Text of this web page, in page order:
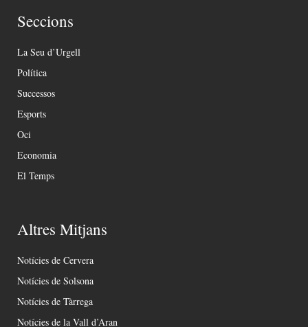
Seccions
La Seu d’Urgell
Política
Successos
Esports
Oci
Economia
El Temps
Altres Mitjans
Notícies de Cervera
Notícies de Solsona
Notícies de Tàrrega
Notícies de la Vall d’Aran